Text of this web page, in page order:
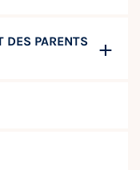
DES PARENTS